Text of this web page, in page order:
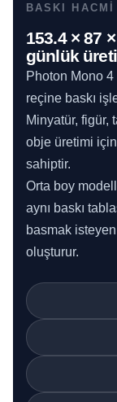
BASKI HACMI
153.4 × 87
günlük
Photon Mono
reçine baskı
Minyatür, figür,
obje üretimi
sahiptir.
Orta boy
aynı baskı
basmak
oluşturur.